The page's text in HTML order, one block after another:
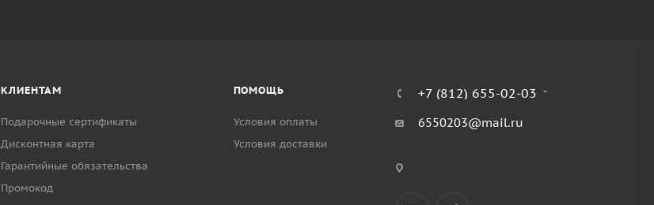
КЛИЕНТАМ
Подарочные сертификаты
Дисконтная карта
Гарантийные обязательства
Промокод
ПОМОЩЬ
Условия оплаты
Условия доставки
+7 (812) 655-02-03
6550203@mail.ru